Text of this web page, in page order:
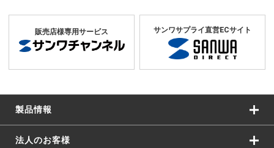
販売店様専用サービス サンワサプライ直営ECサイト
製品情報
法人のお客様